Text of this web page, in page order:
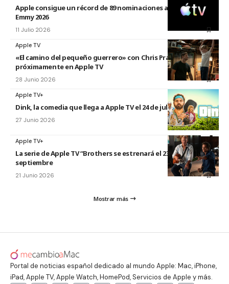
Apple consigue un récord de 89 nominaciones a los premios
Emmy 2026
11 Julio 2026
Apple TV
«El camino del pequeño guerrero» con Chris Pratt
próximamente en Apple TV
28 Junio 2026
Apple TV+
Dink, la comedia que llega a Apple TV el 24 de julio
27 Junio 2026
Apple TV+
La serie de Apple TV “Brothers se estrenará el 23 de
septiembre
21 Junio 2026
Mostrar más
Portal de noticias español dedicado al mundo Apple: Mac, iPhone,
iPad, Apple TV, Apple Watch, HomePod, Servicios de Apple y más.